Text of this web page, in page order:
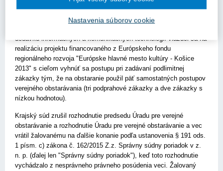
eur podľa § 149 ods. 1 písm. c) zákona č. 25/2006 Z.z. o verejnom
obstarávaní a o zmene a doplnení niektorých zákonov v znení
dodávku informačných a komunikačných technológií viažuci sa na
realizáciu projektu financovaného z Európskeho fondu
regionálneho rozvoja "Európske hlavné mesto kultúry - Košice
2013" s cieľom vyhnúť sa postupu pri zadávaní podlimitnej
zákazky tým, že na obstaranie použil päť samostatných postupov
verejného obstarávania (tri podprahové zákazky a dve zákazky s
nízkou hodnotou).
Krajský súd zrušil rozhodnutie predsedu Úradu pre verejné
obstarávanie a rozhodnutie Úradu pre verejné obstarávanie a vec
vrátil žalovanému na ďalšie konanie podľa ustanovenia § 191 ods.
1 písm. c) zákona č. 162/2015 Z.z. Správny súdny poriadok v z.
n. p. (ďalej len "Správny súdny poriadok"), keď toto rozhodnutie
vychádzalo z nesprávneho právneho posúdenia veci. Žalovaný
Nastavenia súborov cookie